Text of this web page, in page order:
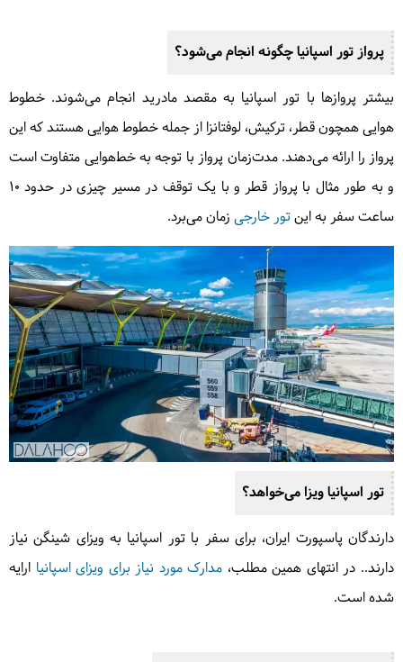
پرواز تور اسپانیا چگونه انجام می‌شود؟
بیشتر پروازها با تور اسپانیا به مقصد مادرید انجام می‌شوند. خطوط
هوایی همچون قطر، ترکیش، لوفتانزا از جمله خطوط هوایی هستند که این
پرواز را ارائه می‌دهند. مدت‌زمان پرواز با توجه به خط‌هوایی متفاوت است
و به طور مثال با پرواز قطر و با یک توقف در مسیر چیزی در حدود ۱۰
ساعت سفر به اینتور خارجی زمان می‌برد.
تور اسپانیا ویزا می‌خواهد؟
دارندگان پاسپورت ایران، برای سفر با تور اسپانیا به ویزای شینگن نیاز
دارند.. در انتهای همین مطلب، مدارک مورد نیاز برای ویزای اسپانیا ارایه
شده است.